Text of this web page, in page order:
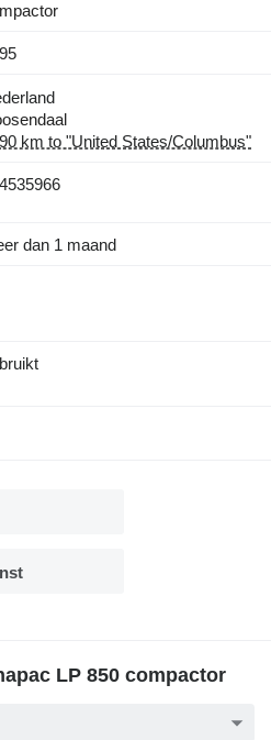
km to "United States/Columbus"
dan 1 maand
LP 850 compactor